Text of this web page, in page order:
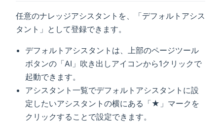
任意のナレッジアシスタントを、「デフォルトアシス
タント」として登録できます。
デフォルトアシスタントは、上部のページツール
ボタンの「AI」吹き出しアイコンから1クリックで
起動できます。
アシスタント一覧でデフォルトアシスタントに設
定したいアシスタントの横にある「★」マークを
クリックすることで設定できます。